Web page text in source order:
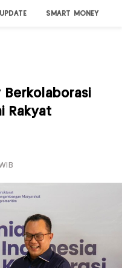
SMART MONEY
Berkolaborasi
Rakyat